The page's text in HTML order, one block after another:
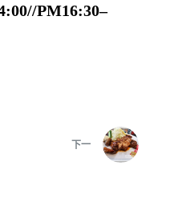
PM16:30–
下一